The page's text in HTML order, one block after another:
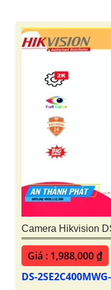
Camera Hikvision
Giá : 1,988,000 ₫
DS-